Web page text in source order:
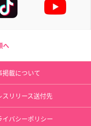
へ
掲載について
スリリース送付先
イバシーポリシー